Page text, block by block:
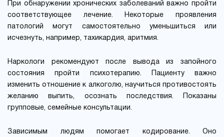
При обнаружении хронических заболеваний важно пройти
соответствующее лечение. Некоторые проявления
патологий могут самостоятельно уменьшиться или
исчезнуть, например, тахикардия, аритмия.
Наркологи рекомендуют после вывода из запойного
состояния пройти психотерапию. Пациенту важно
изменить отношение к алкоголю, научиться противостоять
желанию выпить, осознать последствия. Показаны
групповые, семейные консультации.
Зависимым людям помогает кодирование. Оно